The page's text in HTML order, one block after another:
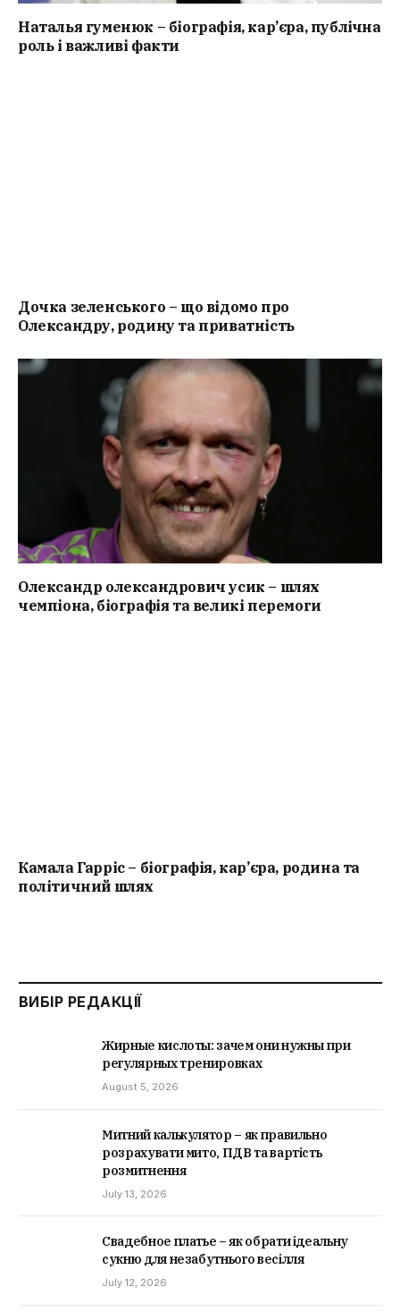
Наталья гуменюк – біографія, кар’єра, публічна
роль і важливі факти
Дочка зеленського – що відомо про
Олександру, родину та приватність
Олександр олександрович усик – шлях
чемпіона, біографія та великі перемоги
Камала Гарріс – біографія, кар’єра, родина та
політичний шлях
ВИБІР РЕДАКЦІЇ
Жирные кислоты: зачем они нужны при
регулярных тренировках
August 5, 2026
Митний калькулятор – як правильно
розрахувати мито, ПДВ та вартість
розмитнення
July 13, 2026
Свадебное платье – як обрати ідеальну
сукню для незабутнього весілля
July 12, 2026